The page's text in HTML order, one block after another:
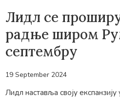
Лидл се
радње широм
септембру
19 September 2024
Лидл наставља своју